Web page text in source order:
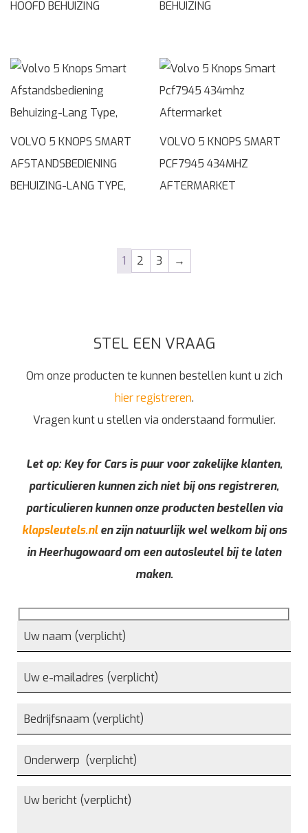
HOOFD BEHUIZING BEHUIZING
VOLVO 5 KNOPS SMART
AFSTANDSBEDIENING
BEHUIZING-LANG TYPE,
VOLVO 5 KNOPS SMART
PCF7945 434MHZ
AFTERMARKET
1 2 3 →
STEL EEN VRAAG
Om onze producten te kunnen bestellen kunt u zich
hier registreren.
Vragen kunt u stellen via onderstaand formulier.
Let op: Key for Cars is puur voor zakelijke klanten,
particulieren kunnen zich niet bij ons registreren,
particulieren kunnen onze producten bestellen via
klapsleutels.nlen zijn natuurlijk wel welkom bij ons
in Heerhugowaard om een autosleutel bij te laten
maken.